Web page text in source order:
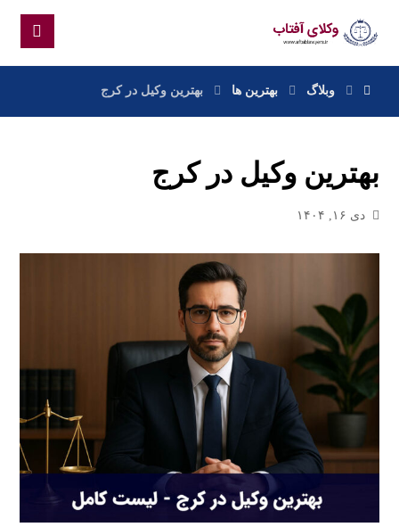
وبلاگ بهترین ها بهترین وکیل در کرج
بهترین وکیل در کرج
دی ۱۶, ۱۴۰۴